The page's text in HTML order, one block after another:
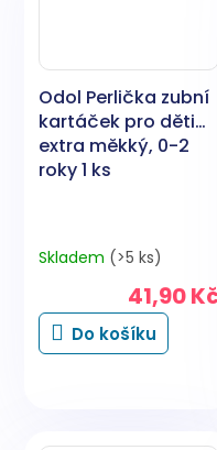
Odol Perlička zubní
kartáček pro děti
extra měkký, 0-2
roky 1 ks
Skladem (>5 ks)
41,90
Do košíku